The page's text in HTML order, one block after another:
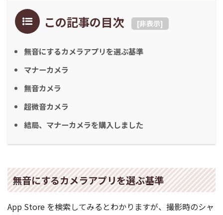
この記事の目次 [非表示]
無音にするカメラアプリを選ぶ基準
マナーカメラ
無音カメラ
超微音カメラ
結局、マナーカメラを購入しました
無音にするカメラアプリを選ぶ基準
App Store を検索してみるとわかりますが、撮影時のシャ